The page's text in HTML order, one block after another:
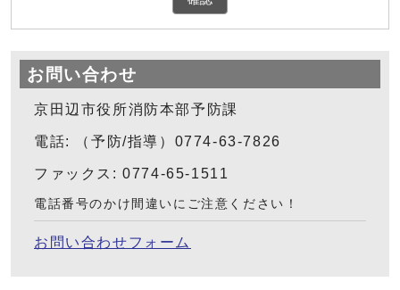
お問い合わせ
京田辺市役所消防本部予防課
電話: （予防/指導）0774-63-7826
ファックス: 0774-65-1511
電話番号のかけ間違いにご注意ください！
お問い合わせフォーム